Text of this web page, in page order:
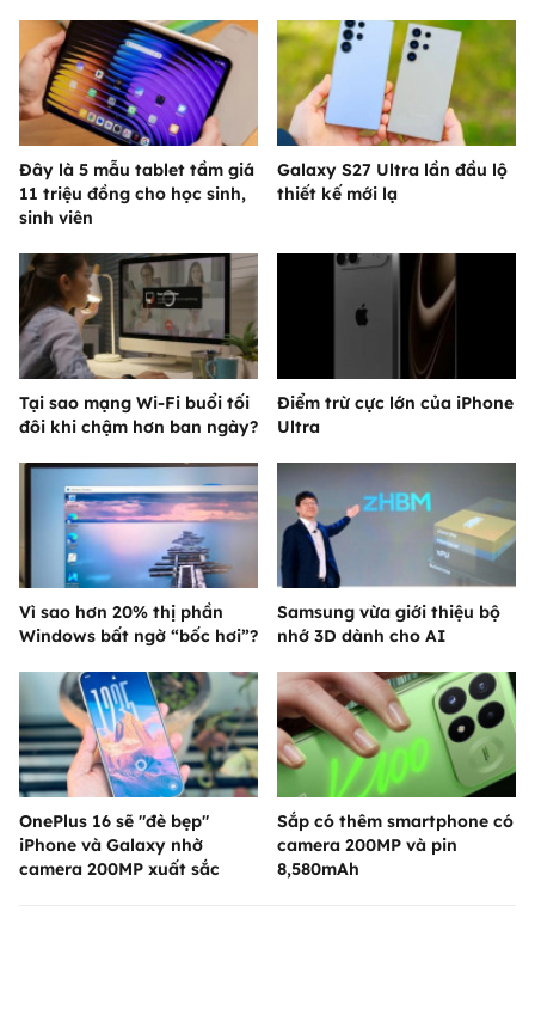
Đây là 5 mẫu tablet tầm giá
11 triệu đồng cho học sinh,
sinh viên
Galaxy S27 Ultra lần đầu lộ
thiết kế mới lạ
Tại sao mạng Wi-Fi buổi tối
đôi khi chậm hơn ban ngày?
Điểm trừ cực lớn của iPhone
Ultra
Vì sao hơn 20% thị phần
Windows bất ngờ “bốc hơi”?
Samsung vừa giới thiệu bộ
nhớ 3D dành cho AI
OnePlus 16 sẽ "đè bẹp"
iPhone và Galaxy nhờ
camera 200MP xuất sắc
Sắp có thêm smartphone có
camera 200MP và pin
8,580mAh